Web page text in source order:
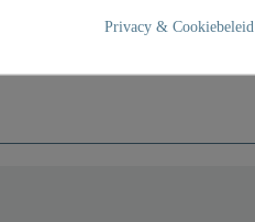
installatiehandleiding
Privacy & Cookiebeleid